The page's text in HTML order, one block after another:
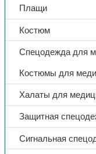
Плащи
Костюм
Спецодежда для
Костюмы для
Халаты для
Защитная
Сигнальная